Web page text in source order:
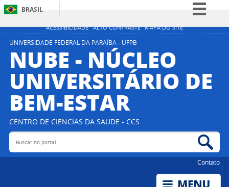
ACESSIBILIDADE ALTO CONTRASTE MAPA DO SITE
BRASIL
Simplifique!
Participe
Acesso à informação
Legislação
UNIVERSIDADE FEDERAL DA PARAÍBA - UFPB
NUBE - NÚCLEO
UNIVERSITÁRIO DE
BEM-ESTAR
CENTRO DE CIENCIAS DA SAUDE - CCS
Buscar no portal
Contato